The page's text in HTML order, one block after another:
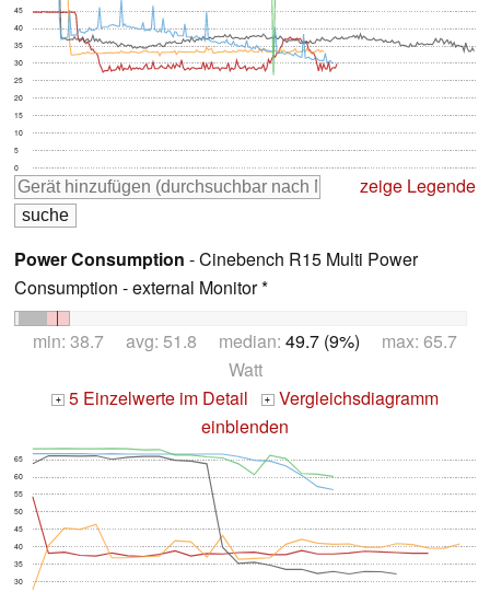
0
5
10
15
20
25
30
35
40
45
zeige Legende
Power Consumption - Cinebench R15 Multi Power
Consumption - external Monitor *
min: 38.7 avg: 51.8 median: 49.7 (9%) max: 65.7
Watt
+ 5 Einzelwerte im Detail + Vergleichsdiagramm
einblenden
30
35
40
45
50
55
60
65